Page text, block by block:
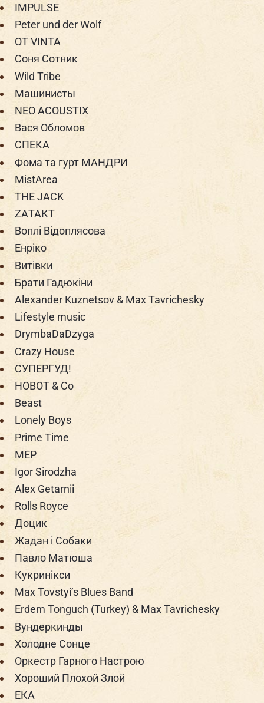
IMPULSE
Peter und der Wolf
OT VINTA
Cоня Сотник
Wild Tribe
Машинисты
NEO ACOUSTIX
Вася Обломов
СПЕКА
Фома та гурт МАНДРИ
MistArea
THE JACK
ZAТАКТ
Воплі Відоплясова
Енріко
Витівки
Брати Гадюкіни
Alexander Kuznetsov & Max Tavrichesky
Lifestyle music
DrymbaDaDzyga
Crazy House
СУПЕРГУД!
HOBOT & Co
Beast
Lonely Boys
Prime Time
MEP
Igor Sirodzha
Alex Getarnii
Rolls Royce
Доцик
Жадан і Собаки
Павло Матюша
Кукринікси
Max Tovstyi’s Blues Band
Erdem Tonguch (Turkey) & Max Tavrichesky
Вундеркинды
Холодне Сонце
Оркестр Гарного Настрою
Хороший Плохой Злой
ЕКА